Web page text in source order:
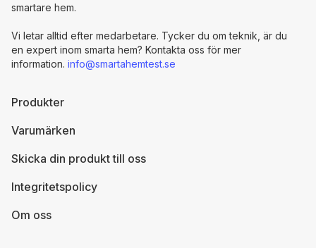
Produkter
Varumärken
Skicka din produkt till oss
Integritetspolicy
Om oss
smartare hem.
Vi letar alltid efter medarbetare. Tycker du om teknik, är du
en expert inom smarta hem? Kontakta oss för mer
information. info@smartahemtest.se